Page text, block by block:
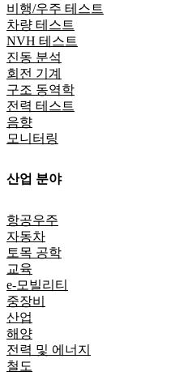
비행/우주 테스트
차량 테스트
NVH 테스트
진동 분석
회전 기계
구조 동역학
전력 테스트
음향
모니터링
산업 분야
항공우주
자동차
토목 공학
교육
e-모빌리티
중장비
산업
해양
전력 및 에너지
철도